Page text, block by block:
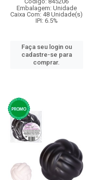
Embalagem: Unidade
Caixa Com: 48 Unidade(s)
IPI: 6.5%
Faça seu login ou
cadastre-se para
comprar.